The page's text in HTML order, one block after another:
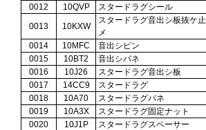
0012
10QVP スタードラグシール
0013
10KXW
スタードラグ音出シ板抜ケ止
メ
0014
10MFC 音出シピン
0015
10BT2 音出シバネ
0016
10J26 スタードラグ音出シ板
0017
14CC9 スタードラグ
0018
10A70 スタードラグバネ
0019
10A3X スタードラグ固定ナット
0020
10J1P スタードラグスペーサー